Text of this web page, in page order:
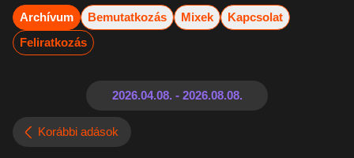
Archívum Bemutatkozás Mixek
Kapcsolat
Feliratkozás
Korábbi adások